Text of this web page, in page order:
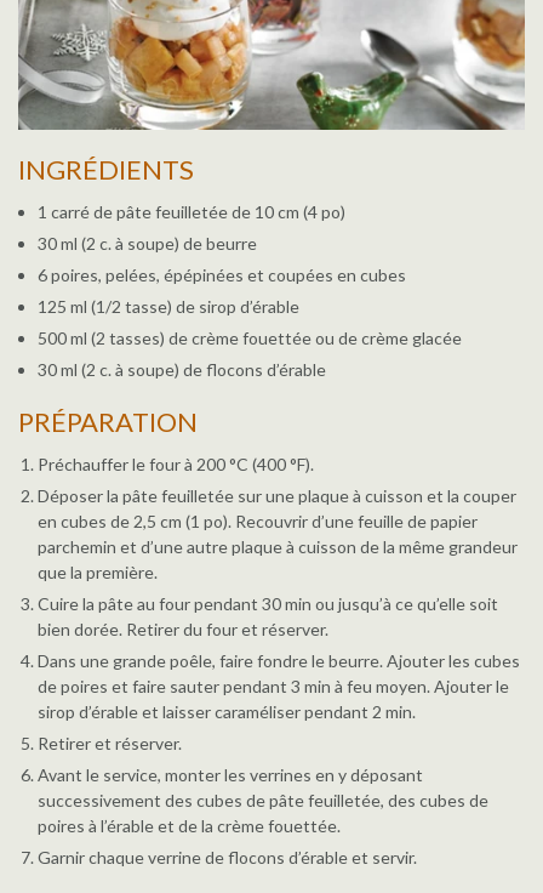
INGRÉDIENTS
1 carré de pâte feuilletée de 10 cm (4 po)
30 ml (2 c. à soupe) de beurre
6 poires, pelées, épépinées et coupées en cubes
125 ml (1/2 tasse) de sirop d’érable
500 ml (2 tasses) de crème fouettée ou de crème glacée
30 ml (2 c. à soupe) de flocons d’érable
PRÉPARATION
Préchauffer le four à 200 °C (400 °F).
Déposer la pâte feuilletée sur une plaque à cuisson et la couper
en cubes de 2,5 cm (1 po). Recouvrir d’une feuille de papier
parchemin et d’une autre plaque à cuisson de la même grandeur
que la première.
Cuire la pâte au four pendant 30 min ou jusqu’à ce qu’elle soit
bien dorée. Retirer du four et réserver.
Dans une grande poêle, faire fondre le beurre. Ajouter les cubes
de poires et faire sauter pendant 3 min à feu moyen. Ajouter le
sirop d’érable et laisser caraméliser pendant 2 min.
Retirer et réserver.
Avant le service, monter les verrines en y déposant
successivement des cubes de pâte feuilletée, des cubes de
poires à l’érable et de la crème fouettée.
Garnir chaque verrine de flocons d’érable et servir.